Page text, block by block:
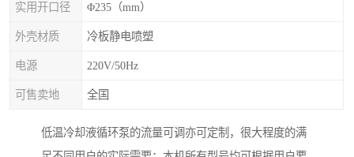
实用开口径 Φ235（mm）
外壳材质 冷板静电喷塑
电源 220V/50Hz
可售卖地 全国
低温冷却液循环泵的流量可调亦可定制，很大程度的满